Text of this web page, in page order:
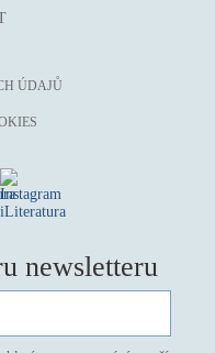
ÚDAJŮ
newsletteru